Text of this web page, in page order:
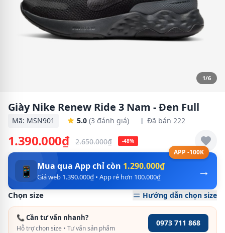
1/6
Giày Nike Renew Ride 3 Nam - Đen Full
Mã: MSN901 5.0 (3 đánh giá) Đã bán 222
1.390.000₫ 2.650.000₫ -48%
APP -100K
→
📱 Mua qua App chỉ còn 1.290.000₫
Giá web 1.390.000₫ • App rẻ hơn 100.000₫
Chọn size Hướng dẫn chọn size
📞 Cần tư vấn nhanh?
Hỗ trợ chọn size • Tư vấn sản phẩm
0973 711 868